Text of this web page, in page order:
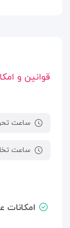
قوانین و
ساعت
ساعت